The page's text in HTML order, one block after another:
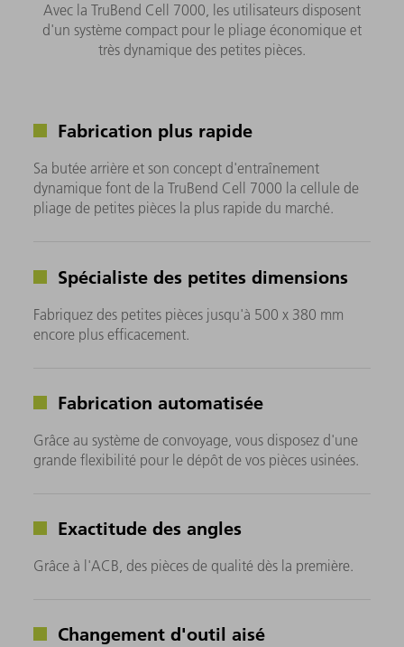
Avec la TruBend Cell 7000, les utilisateurs disposent
d'un système compact pour le pliage économique et
très dynamique des petites pièces.
Fabrication plus rapide
Sa butée arrière et son concept d'entraînement
dynamique font de la TruBend Cell 7000 la cellule de
pliage de petites pièces la plus rapide du marché.
Spécialiste des petites dimensions
Fabriquez des petites pièces jusqu'à 500 x 380 mm
encore plus efficacement.
Fabrication automatisée
Grâce au système de convoyage, vous disposez d'une
grande flexibilité pour le dépôt de vos pièces usinées.
Exactitude des angles
Grâce à l'ACB, des pièces de qualité dès la première.
Changement d'outil aisé